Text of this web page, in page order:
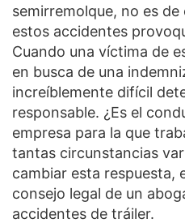
semirremolque, no es
estos accidentes
Cuando una víctima de
en busca de una
increíblemente difícil
responsable. ¿Es el
empresa para la que
tantas circunstancias
cambiar esta respuesta,
consejo legal de un
accidentes de tráiler.